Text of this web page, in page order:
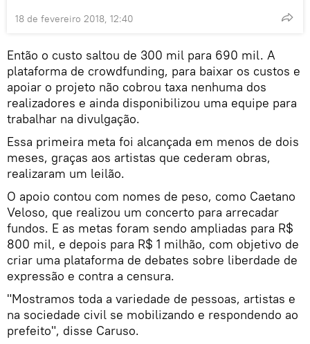
18 de fevereiro 2018, 12:40
Então o custo saltou de 300 mil para 690 mil. A
plataforma de crowdfunding, para baixar os custos e
apoiar o projeto não cobrou taxa nenhuma dos
realizadores e ainda disponibilizou uma equipe para
trabalhar na divulgação.
Essa primeira meta foi alcançada em menos de dois
meses, graças aos artistas que cederam obras,
realizaram um leilão.
O apoio contou com nomes de peso, como Caetano
Veloso, que realizou um concerto para arrecadar
fundos. E as metas foram sendo ampliadas para R$
800 mil, e depois para R$ 1 milhão, com objetivo de
criar uma plataforma de debates sobre liberdade de
expressão e contra a censura.
"Mostramos toda a variedade de pessoas, artistas e
na sociedade civil se mobilizando e respondendo ao
prefeito", disse Caruso.